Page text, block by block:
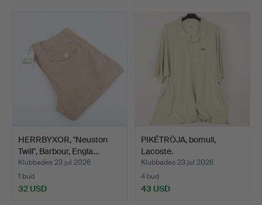
HERRBYXOR, "Neuston
Twill", Barbour, Engla…
Klubbades 23 jul 2026
1 bud
32 USD
PIKÉTRÖJA, bomull,
Lacoste.
Klubbades 23 jul 2026
4 bud
43 USD